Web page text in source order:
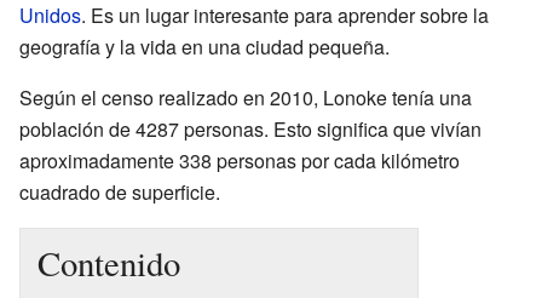
Unidos. Es un lugar interesante para aprender sobre la
geografía y la vida en una ciudad pequeña.
Según el censo realizado en 2010, Lonoke tenía una
población de 4287 personas. Esto significa que vivían
aproximadamente 338 personas por cada kilómetro
cuadrado de superficie.
Contenido